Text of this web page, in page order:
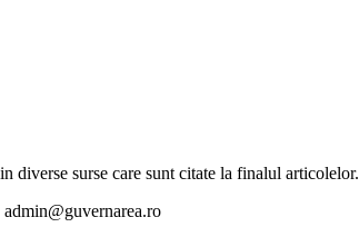
diverse surse care sunt citate la finalul articolelor.